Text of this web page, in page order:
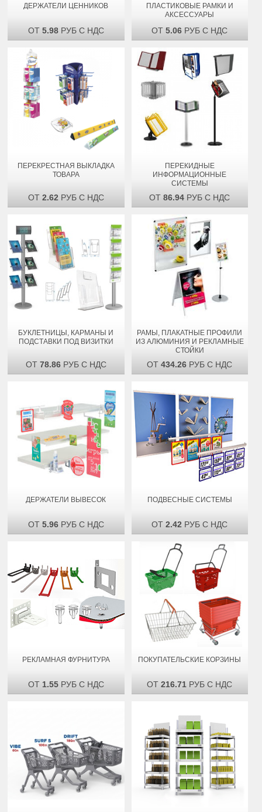
ДЕРЖАТЕЛИ ЦЕННИКОВ
ОТ 5.98РУБ С НДС
ПЛАСТИКОВЫЕ РАМКИ И
АКСЕССУАРЫ
ОТ5.06 РУБ С НДС
ПЕРЕКРЕСТНАЯ ВЫКЛАДКА
ТОВАРА
ОТ 2.62РУБ С НДС
ПЕРЕКИДНЫЕ
ИНФОРМАЦИОННЫЕ
СИСТЕМЫ
ОТ86.94 РУБ С НДС
БУКЛЕТНИЦЫ, КАРМАНЫ И
ПОДСТАВКИ ПОД ВИЗИТКИ
ОТ 78.86РУБ С НДС
РАМЫ, ПЛАКАТНЫЕ ПРОФИЛИ
ИЗ АЛЮМИНИЯ И РЕКЛАМНЫЕ
СТОЙКИ
ОТ434.26 РУБ С НДС
ДЕРЖАТЕЛИ ВЫВЕСОК
ОТ 5.96РУБ С НДС
ПОДВЕСНЫЕ СИСТЕМЫ
ОТ2.42 РУБ С НДС
РЕКЛАМНАЯ ФУРНИТУРА
ОТ 1.55РУБ С НДС
ПОКУПАТЕЛЬСКИЕ КОРЗИНЫ
ОТ216.71 РУБ С НДС